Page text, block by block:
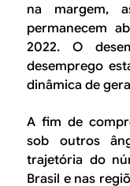
na margem,
permanecem
2022. O
desemprego
dinâmica de
A fim de
sob outros
trajetória do
Brasil e nas